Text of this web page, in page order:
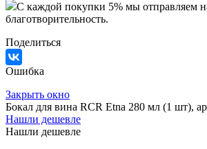
C каждой покупки 5% мы отправляем
благотворительность.
Поделиться
Ошибка
Закрыть окно
Бокал для вина RCR Etna 280 мл (1 шт),
Нашли дешевле
Нашли дешевле